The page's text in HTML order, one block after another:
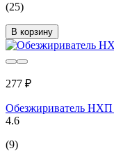
(25)
В корзину
277 ₽
Обезжириватель
4.6
(9)